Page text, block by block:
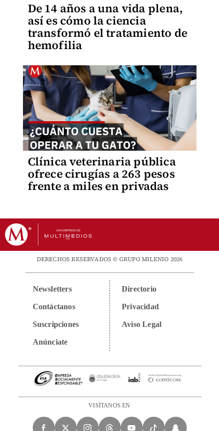
De 14 años a una vida plena,
así es cómo la ciencia
transformó el tratamiento de
hemofilia
Clínica veterinaria pública
ofrece cirugías a 263 pesos
frente a miles en privadas
DERECHOS RESERVADOS © GRUPO MILENIO 2026
Newsletters
Contáctanos
Suscripciones
Anúnciate
Directorio
Privacidad
Aviso Legal
VISÍTANOS EN